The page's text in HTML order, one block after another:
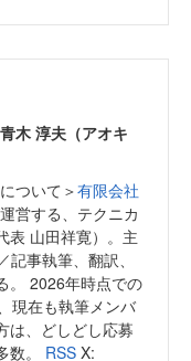
木 淳夫（アオキ
について＞有限会社
営する、テクニカ
表 山田祥寛）。主
事執筆、翻訳、
。 2026年時点での
現在も執筆メンバ
は、どしどし応募
数。 RSS X: